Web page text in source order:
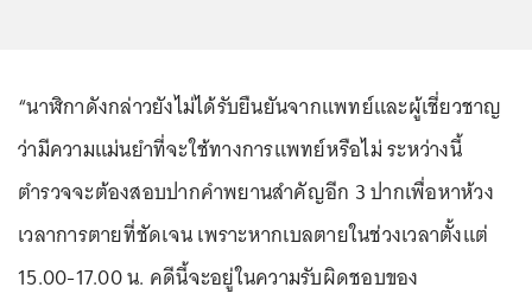
“นาฬิกาดังกล่าวยังไม่ได้รับยืนยันจากแพทย์และผู้เชี่ยวชาญ
ว่ามีความแม่นยำที่จะใช้ทางการแพทย์หรือไม่ ระหว่างนี้
ตำรวจจะต้องสอบปากคำพยานสำคัญอีก 3 ปากเพื่อหาห้วง
เวลาการตายที่ชัดเจน เพราะหากเบลตายในช่วงเวลาตั้งแต่
15.00-17.00 น. คดีนี้จะอยู่ในความรับผิดชอบของ